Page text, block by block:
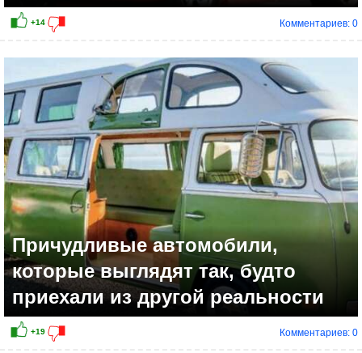
+22
Комментариев: 0
Причудливые автомобили,
которые выглядят так, будто
приехали из другой реальности
Комментариев: 0